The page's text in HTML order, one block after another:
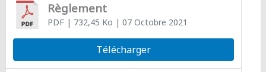
Règlement
PDF| 732,45 Ko | 07 Octobre 2021
Télécharger